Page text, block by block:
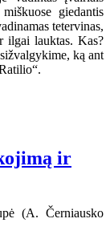
giedantis
tetervinas,
ilgai lauktas. Kas?
ką ant
ir